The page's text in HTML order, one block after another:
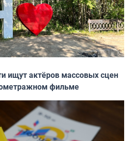
ищут актёров массовых сцен
фильме